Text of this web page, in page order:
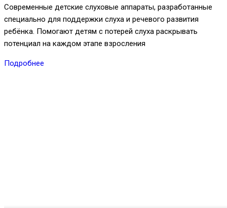
Современные детские слуховые аппараты, разработанные
специально для поддержки слуха и речевого развития
ребёнка. Помогают детям с потерей слуха раскрывать
потенциал на каждом этапе взросления
Подробнее